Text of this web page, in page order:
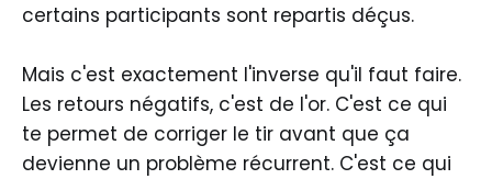
certains participants sont repartis déçus.
Mais c'est exactement l'inverse qu'il faut faire.
Les retours négatifs, c'est de l'or. C'est ce qui
te permet de corriger le tir avant que ça
devienne un problème récurrent. C'est ce qui